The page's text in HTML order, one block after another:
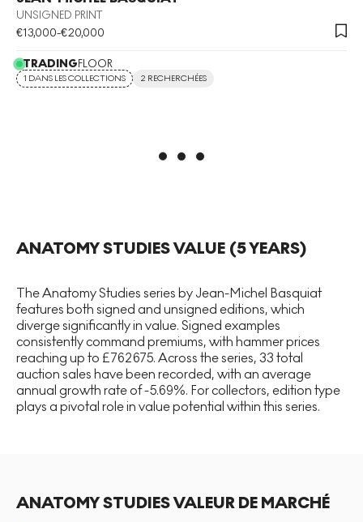
UNSIGNED PRINT
€13,000-€20,000
TRADINGFLOOR
1 DANS LES COLLECTIONS 2 RECHERCHÉES
ANATOMY STUDIESVALUE (5 YEARS)
The Anatomy Studies series by Jean-Michel Basquiat
features both signed and unsigned editions, which
diverge significantly in value. Signed examples
consistently command premiums, with hammer prices
reaching up to £762675. Across the series, 33 total
auction sales have been recorded, with an average
annual growth rate of -5.69%. For collectors, edition type
plays a pivotal role in value potential within this series.
ANATOMY STUDIES VALEUR DE MARCHÉ